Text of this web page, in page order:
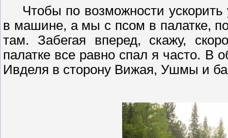
Чтобы по возможности
в машине, а мы с псом в палатке,
там. Забегая вперед, скажу,
палатке все равно спал я часто.
Ивделя в сторону Вижая, Ушмы и